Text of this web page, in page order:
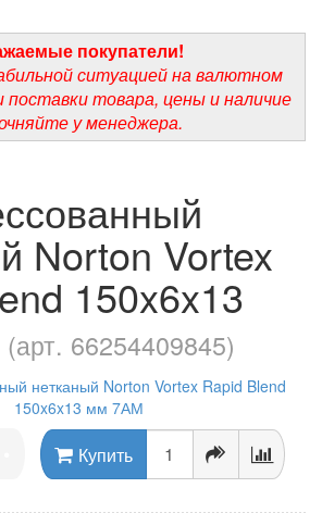
покупатели!
ситуацией на валютном
поставки товара, цены и наличие
у менеджера.
Norton Vortex
150x6x13
(арт. 66254409845)
Купить